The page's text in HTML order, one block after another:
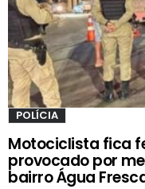
POLÍCIA
Motociclista fica
provocado por
bairro Água